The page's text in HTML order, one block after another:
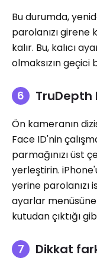
Bu durumda,
parolanızı girene
kalır. Bu, kalıcı
olmaksızın geçici
TruDepth
Ön kameranın
Face ID'nin
parmağınızı üst
yerleştirin.
yerine parolanızı
ayarlar
kutudan çıktığı
Dikkat